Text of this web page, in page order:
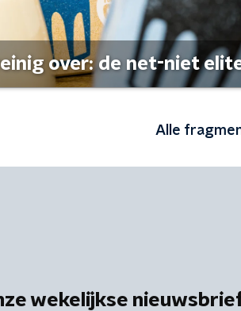
over: de net-niet
Alle
wekelijkse